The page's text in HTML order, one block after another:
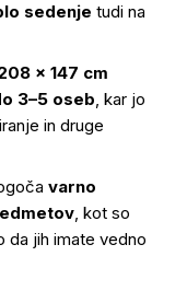
sedenje tudi na
× 147 cm
3–5 oseb, kar jo
in druge
varno
, kot so
da jih imate vedno